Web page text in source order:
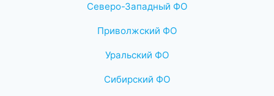
Северо-Западный ФО
Приволжский ФО
Уральский ФО
Сибирский ФО